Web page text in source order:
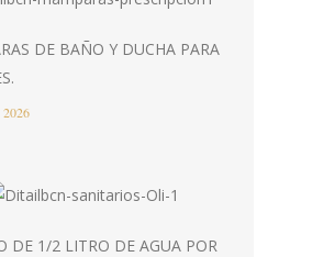
DE BAÑO Y DUCHA PARA
2026
DE 1/2 LITRO DE AGUA POR